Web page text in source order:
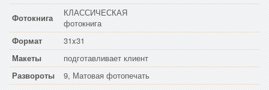
Фотокнига
КЛАССИЧЕСКАЯ
фотокнига
Формат
31x31
Макеты
подготавливает клиент
Развороты
9, Матовая фотопечать